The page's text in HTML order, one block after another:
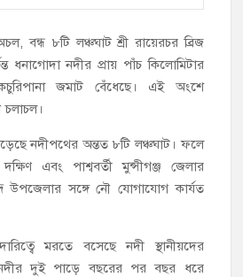
বন্ধ ৮টি লঞ্চঘাট শ্রী রায়েরচর ব্রিজ
ধনাগোদা নদীর প্রায় পাঁচ কিলোমিটার
জমাট বেঁধেছে। এই অংশে
নদীপথের অন্তত ৮টি লঞ্চঘাট। ফলে
এবং পাশ্ববর্তী মুন্সীগঞ্জ জেলার
উপজেলার সঙ্গে নৌ যোগাযোগ কার্যত
মরতে বসেছে নদী স্থানীয়দের
দুই পাড়ে বছরের পর বছর ধরে